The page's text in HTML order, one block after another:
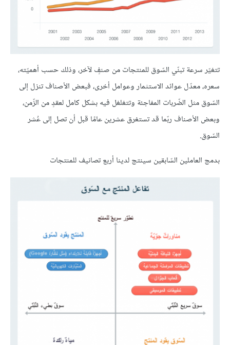
تتغيّر سرعة تبنّي السّوق للمنتجات من صنفٍ لآخر، وذلك حسب أهميّته،
سعره، معدّل عوائد الاستثمار وعوامل أخرى، فبعض الأصناف تنزل إلى
السّوق مثل الضّربات المفاجئة وتتغلغل فيه بشكل كامل لعقدٍ من الزّمن،
وبعض الأصناف ربّما قد تستغرق عشرين عامًا قبل أن تصل إلى عُشر
السّوق.
بدمج العاملين السّابقين سينتج لدينا أربع تصانيف للمنتجات